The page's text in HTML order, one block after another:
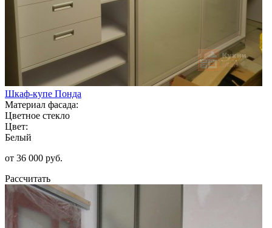
Шкаф-купе Понда
Материал фасада:
Цветное стекло
Цвет:
Белый
от 36 000 руб.
Рассчитать